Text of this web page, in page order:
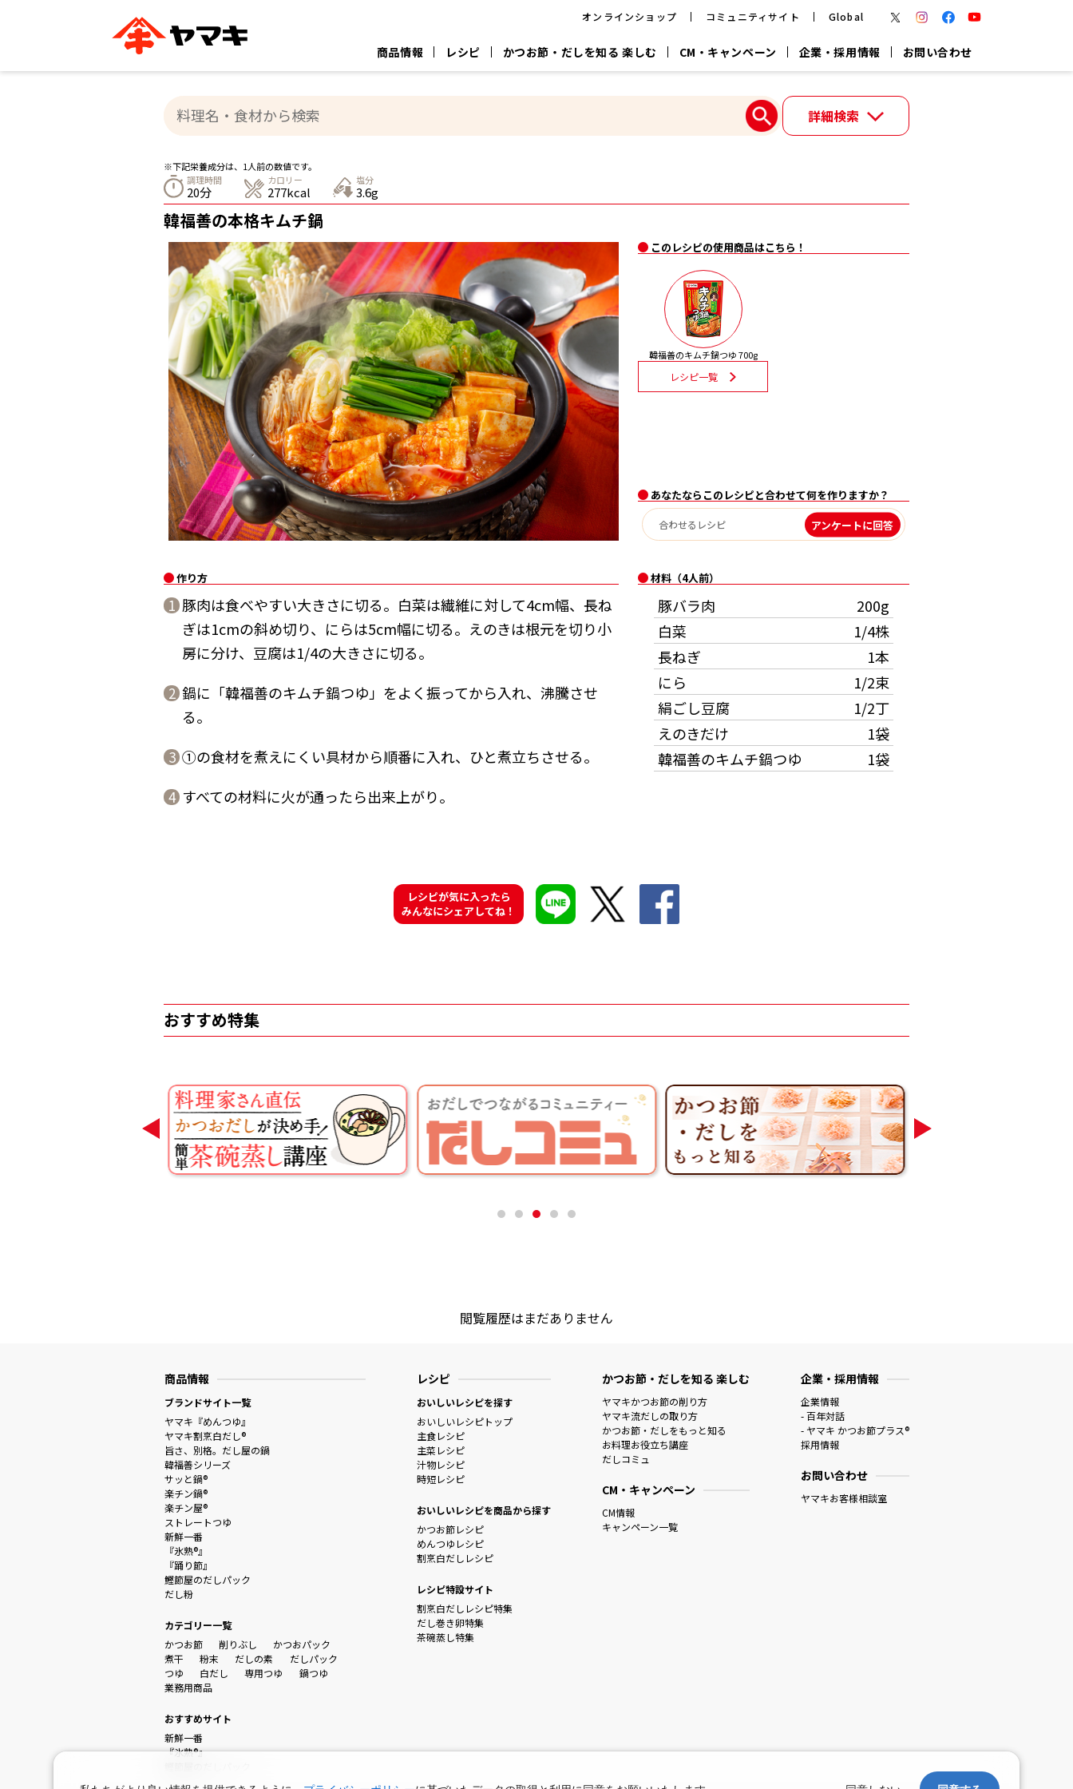
オンラインショップ コミュニティサイト Global
商品情報 レシピ かつお節・だしを知る 楽しむ CM・キャンペーン 企業・採用情報 お問い合わせ
ヤマキ
ヤマキ
楽チン鍋® 楽チン屋®
ストレート
つゆ
カテゴリー別
かつお節 削りぶし かつおパック 煮干 粉末 だしの素 だしパック 白だし
おいしいレシピTOP
汁物レシピ
レシピ特設サイト
ヤマキかつお節の削り方 ヤマキ流だしの取り方
企業情報
ジョブリターン制
詳細検索
※下記栄養成分は、1人前の数値です。
調理時間
20分
カロリー
277kcal
塩分
3.6g
韓福善の本格キムチ鍋
このレシピの使用商品はこちら！
韓福善のキムチ鍋つゆ 700g
レシピ一覧
あなたならこのレシピと合わせて何を作りますか？
アンケートに回答
作り方
1 豚肉は食べやすい大きさに切る。白菜は繊維に対して4cm幅、長ね
ぎは1cmの斜め切り、にらは5cm幅に切る。えのきは根元を切り小
房に分け、豆腐は1/4の大きさに切る。
2 鍋に「韓福善のキムチ鍋つゆ」をよく振ってから入れ、沸騰させ
る。
3 ①の食材を煮えにくい具材から順番に入れ、ひと煮立ちさせる。
4 すべての材料に火が通ったら出来上がり。
材料（4人前）
豚バラ肉
200g
白菜
1/4株
長ねぎ
1本
にら
1/2束
絹ごし豆腐
1/2丁
えのきだけ
1袋
韓福善のキムチ鍋つゆ
1袋
レシピが気に入ったら
みんなにシェアしてね！
おすすめ特集
閲覧履歴はまだありません
商品情報
ブランドサイト一覧
ヤマキ『めんつゆ』
ヤマキ割烹白だし®
旨さ、別格。だし屋の鍋
韓福善シリーズ
サッと鍋®
楽チン鍋®
楽チン屋®
ストレートつゆ
新鮮一番
『氷熟®』
『踊り節』
鰹節屋のだしパック
だし粉
カテゴリー一覧
かつお節
削りぶし
かつおパック
煮干
粉末 だしの素
だしパック
つゆ
白だし 専用つゆ
鍋つゆ
業務用商品
おすすめサイト
新鮮一番
『氷熟®』
レシピ
おいしいレシピを探す
おいしいレシピトップ
主食レシピ
主菜レシピ
汁物レシピ
時短レシピ
おいしいレシピを商品から探す
かつお節レシピ
めんつゆレシピ
割烹白だしレシピ
レシピ特設サイト
割烹白だしレシピ特集
だし巻き卵特集
茶碗蒸し特集
かつお節・だしを知る 楽しむ
ヤマキかつお節の削り方
ヤマキ流だしの取り方
かつお節・だしをもっと知る
お料理お役立ち講座
だしコミュ
CM・キャンペーン
CM情報
キャンペーン一覧
企業・採用情報
企業情報
- 百年対話
- ヤマキ かつお節プラス®
採用情報
お問い合わせ
ヤマキお客様相談室